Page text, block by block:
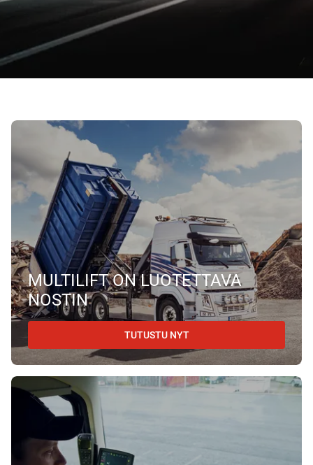
MULTILIFT ON LUOTETTAVA
NOSTIN
TUTUSTU NYT